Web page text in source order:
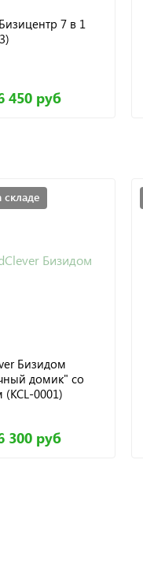
7 в 1
450 руб
складе
Бизидом
домик" со
(KCL-0001)
300 руб